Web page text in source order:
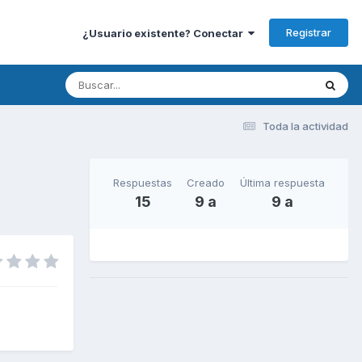
¿Usuario existente? Conectar Registrar
Toda la actividad
Respuestas
15
Creado
9 a
Última respuesta
9 a